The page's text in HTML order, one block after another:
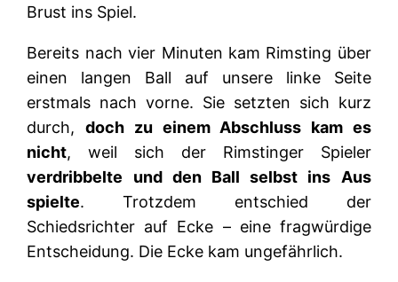
Brust ins Spiel.
Bereits nach vier Minuten kam Rimsting über
einen langen Ball auf unsere linke Seite
erstmals nach vorne. Sie setzten sich kurz
durch,doch zu einem Abschluss kam es
nicht, weil sich der Rimstinger Spieler
verdribbelte und den Ball selbst ins Aus
spielte. Trotzdem entschied der
Schiedsrichter auf Ecke – eine fragwürdige
Entscheidung. Die Ecke kam ungefährlich.